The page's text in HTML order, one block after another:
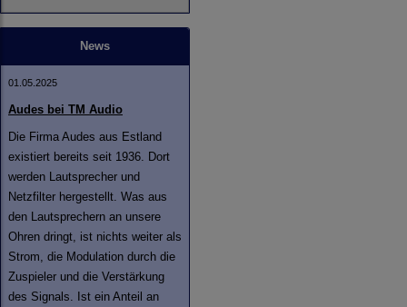
News
01.05.2025
Audes bei TM Audio
Die Firma Audes aus Estland
existiert bereits seit 1936. Dort
werden Lautsprecher und
Netzfilter hergestellt. Was aus
den Lautsprechern an unsere
Ohren dringt, ist nichts weiter als
Strom, die Modulation durch die
Zuspieler und die Verstärkung
des Signals. Ist ein Anteil an